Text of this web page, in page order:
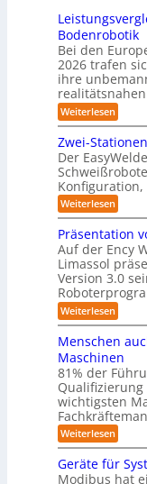
6m
3
D
-
S
t
e
r
e
o
-
K
a
m
e
r
a
s
y
s
t
e
m
f
ü
r
R
o
b
u
t
t
l
e
-
S
y
s
t
e
m
f
ü
r
R
e
i
r
ä
u
m
e
b
i
s
Bodenrobotik
Bei den
2026 trafen
ihre
Weiterlesen:
L
e
i
s
t
u
n
g
v
e
r
g
l
e
i
c
h
v
o
n
m
i
l
i
t
ä
r
i
Zwei-
Der
Weiterlesen:
Z
w
e
i
-
S
t
a
t
i
o
n
e
n
-
S
c
h
w
i
ß
Präsentation
Auf der Ency
Limassol
Version 3.0
Weiterlesen:
P
ä
s
e
n
t
a
t
i
o
n
v
Menschen
Maschinen
81% der
Qualifizierung
wichtigsten
Weiterlesen:
M
n
Geräte für
Modibus hat